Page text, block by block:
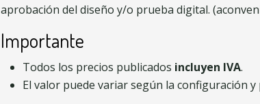
aprobación del diseño y/o prueba digital.
Importante
Todos los precios publicados incluyen IVA.
El valor puede variar según la configuración